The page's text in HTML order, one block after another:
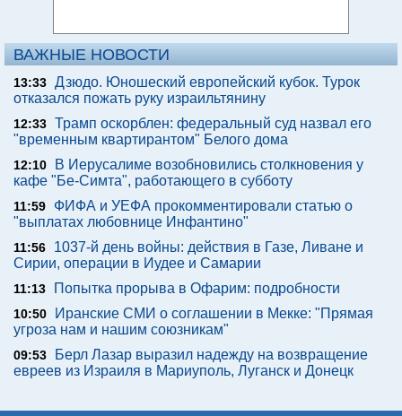
ВАЖНЫЕ НОВОСТИ
13:33 Дзюдо. Юношеский европейский кубок. Турок
отказался пожать руку израильтянину
12:33 Трамп оскорблен: федеральный суд назвал его
"временным квартирантом" Белого дома
12:10
В Иерусалиме возобновились столкновения у
кафе "Бе-Симта", работающего в субботу
11:59
ФИФА и УЕФА прокомментировали статью о
"выплатах любовнице Инфантино"
11:56
1037-й день войны: действия в Газе, Ливане и
Сирии, операции в Иудее и Самарии
11:13 Попытка прорыва в Офарим: подробности
10:50
Иранские СМИ о соглашении в Мекке: "Прямая
угроза нам и нашим союзникам"
09:53
Берл Лазар выразил надежду на возвращение
евреев из Израиля в Мариуполь, Луганск и Донецк